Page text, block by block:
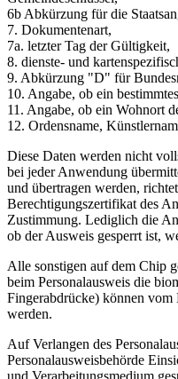
6b Abkürzung für die
7. Dokumentenart,
7a. letzter Tag der Gültigkeit,
8. dienste- und
9. Abkürzung "D" für
10. Angabe, ob ein
11. Angabe, ob ein Wohnort
12. Ordensname,
Diese Daten werden nicht
bei jeder Anwendung
und übertragen werden,
Berechtigungszertifikat des
Zustimmung. Lediglich die
ob der Ausweis gesperrt ist,
Alle sonstigen auf dem Chip
beim Personalausweis die
Fingerabdrücke) können vom
werden.
Auf Verlangen des
Personalausweisbehörde